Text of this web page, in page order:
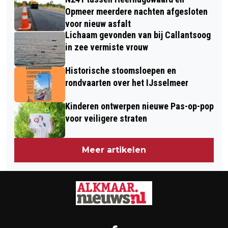
VAN START
TUSSEN INTERNATIONALE TOP BIJ TC
ALKMAAR
Opmeer meerdere nachten afgesloten
voor nieuw asfalt
Lichaam gevonden van bij Callantsoog
in zee vermiste vrouw
Historische stoomsloepen en
rondvaarten over het IJsselmeer
Kinderen ontwerpen nieuwe Pas-op-pop
voor veiligere straten
Meer artikelen